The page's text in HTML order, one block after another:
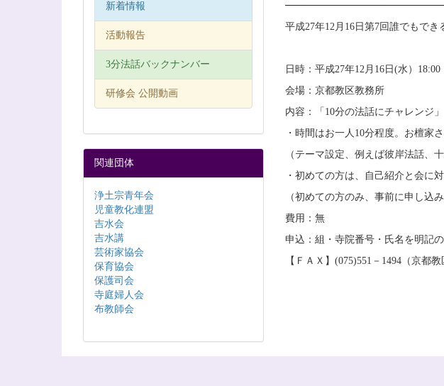
平成27年12月16日第7回誰でもで
日時：平成27年12月16日(水）18:00
会場：京都教区教務所
内容：「10分の法話にチャレンジ」
・時間はお一人10分程度。お檀家
（テーマ設定、例えば彼岸法話、
・初めての方は、自己紹介と会に
（初めての方のみ、事前に申し込
費用：無
申込：組・寺院番号・氏名を明記
【ＦＡＸ】(075)551－1494（京都教
新着情報
活動報告
3分法話バックナンバー
研修会 公開動画
関連団体
浄土宗青年会
児童教化連盟
吉水会
吉水講
芸術家協会
保育協会
保護司会
寺庭婦人会
布教師会